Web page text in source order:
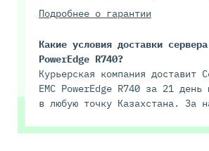
Подробнее о гарантии
Какие условия доставки сервера
PowerEdge R740?
Курьерская компания доставит
EMC PowerEdge R740 за 21 день
в любую точку Казахстана. За